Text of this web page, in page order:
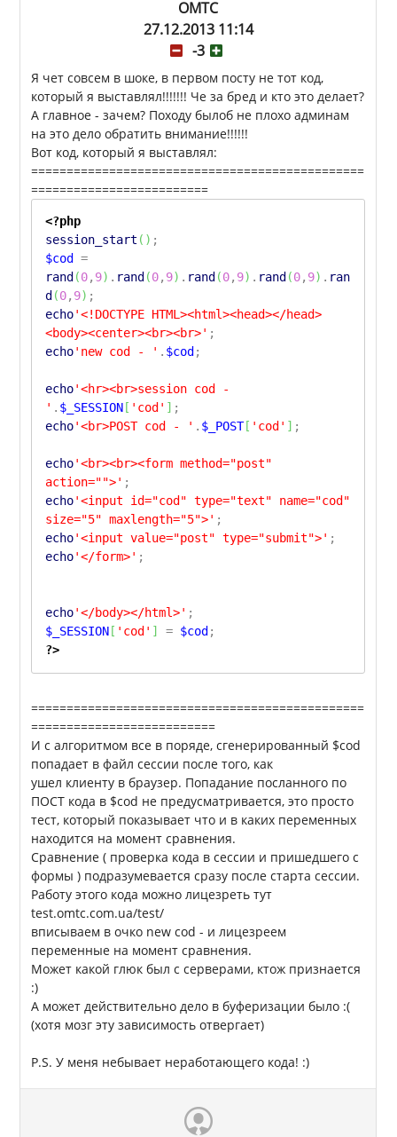
OMTC
27.12.2013 11:14
-3
Я чет совсем в шоке, в первом посту не тот код,
который я выставлял!!!!!!! Че за бред и кто это делает?
А главное - зачем? Походу былоб не плохо админам
на это дело обратить внимание!!!!!!
Вот код, который я выставлял:
===============================================
=========================
<?php
session_start ( ) ;
$cod
=
rand (0, 9) . rand (0, 9) . rand (0, 9) . rand (0, 9) . ran
d (0, 9) ;
echo'<!DOCTYPE HTML><html><head></head>
<body><center><br><br>' ;
echo'new cod - ' . $cod ;
echo'<hr><br>session cod -
' . $_SESSION[ 'cod' ] ;
echo'<br>POST cod - ' . $_POST[ 'cod' ] ;
echo'<br><br><form method="post"
action="">' ;
echo'<input id="cod" type="text" name="cod"
size="5" maxlength="5">' ;
echo'<input value="post" type="submit">' ;
echo'</form>' ;
echo'</body></html>' ;
$_SESSION[ 'cod' ] = $cod ;
?>
===============================================
==========================
И с алгоритмом все в поряде, сгенерированный $cod
попадает в файл сессии после того, как
ушел клиенту в браузер. Попадание посланного по
ПОСТ кода в $cod не предусматривается, это просто
тест, который показывает что и в каких переменных
находится на момент сравнения.
Сравнение ( проверка кода в сессии и пришедшего с
формы ) подразумевается сразу после старта сессии.
Работу этого кода можно лицезреть тут
test.omtc.com.ua/test/
вписываем в очко new cod - и лицезреем
переменные на момент сравнения.
Может какой глюк был с серверами, ктож признается
:)
А может действительно дело в буферизации было :(
(хотя мозг эту зависимость отвергает)
P.S. У меня небывает неработающего кода! :)